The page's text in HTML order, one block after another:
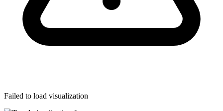
Failed to load visualization